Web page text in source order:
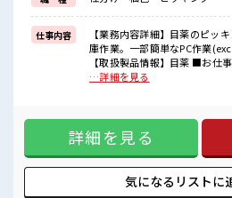
困った事などがあれば、
担当がしっかりサポートします！
■職場の雰囲気
休憩室でホッと一息リフレッシュ！
ピタっと定時退社！
残業は基本ナシ♪
仕事内容
【業務内容詳細】目薬のピッ
庫作業。一部簡単なPC作業
【取扱製品情報】目薬 ■お仕事PR ≪残業基本なし≫ 自分の時
間をしっかり確保できる、 残
日の服選びに悩まずOK♪ ≪未
ことにチャレンジするのは不安
整っています！ イチからスキ
きましょう！ ≪自分に向いて
どがあれば、 担当がしっかりサポート
気 休憩室でホッと一息リフレ
…詳細を見る
詳細を見る
気になるリストに